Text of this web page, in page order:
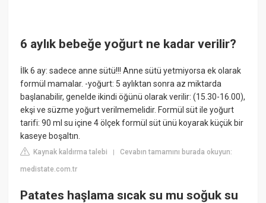
6 aylık bebeğe yoğurt ne kadar verilir?
İlk 6 ay: sadece anne sütü!!! Anne sütü yetmiyorsa ek olarak
formül mamalar. -yoğurt: 5 aylıktan sonra az miktarda
başlanabilir, genelde ikindi öğünü olarak verilir: (15.30-16.00),
ekşi ve süzme yoğurt verilmemelidir. Formül süt ile yoğurt
tarifi: 90 ml su içine 4 ölçek formül süt ünü koyarak küçük bir
kaseye boşaltın.
Kaynak kaldırma talebi |Cevabın tamamını burada okuyun:
medistate.com.tr
Patates haşlama sıcak su mu soğuk su